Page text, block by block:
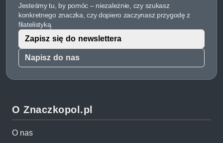
Jesteśmy tu, by pomóc – niezależnie, czy szukasz
konkretnego znaczka, czy dopiero zaczynasz przygodę z
filatelistyką.
Napisz do nas
Zapisz się do newslettera
O Znaczkopol.pl
O nas